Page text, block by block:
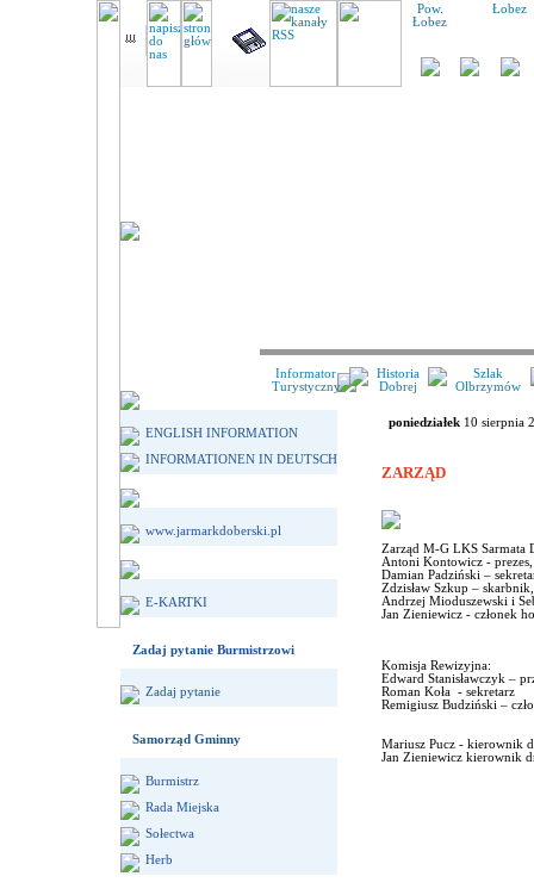
Pow.
Łobez
Łobez
Informator
Turystyczny
Historia
Dobrej
Szlak
Olbrzymów
ENGLISH INFORMATION
INFORMATIONEN IN DEUTSCH
www.jarmarkdoberski.pl
E-KARTKI
Zadaj pytanie Burmistrzowi
Zadaj pytanie
Samorząd Gminny
Burmistrz
Rada Miejska
Sołectwa
Herb
poniedziałek 10 sierpnia
ZARZĄD
Zarząd M-G LKS Sarmata
Antoni Kontowicz - prezes,
Damian Padziński –
Zdzisław Szkup – skarbnik,
Andrzej Mioduszewski i
Jan Zieniewicz - członek
Komisja Rewizyjna:
Edward Stanisławczyk –
Roman Koła - sekretarz
Remigiusz Budziński –
Mariusz Pucz - kierownik
Jan Zieniewicz kierownik